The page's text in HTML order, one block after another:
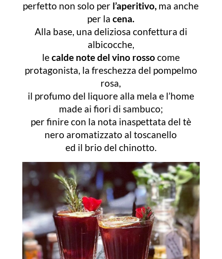
perfetto non solo per l’aperitivo, ma anche
per la cena.
Alla base, una deliziosa confettura di
albicocche,
lecalde note del vino rossocome
protagonista, la freschezza del pompelmo
rosa,
il profumo del liquore alla mela e l’home
made ai fiori di sambuco;
per finire con la nota inaspettata del tè
nero aromatizzato al toscanello
ed il brio del chinotto.